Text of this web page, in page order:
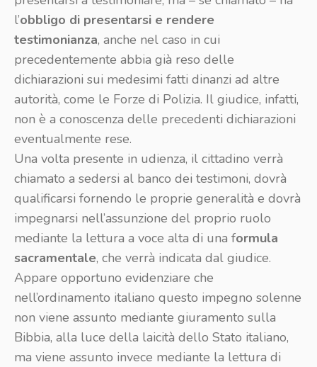
l’obbligo di presentarsi e rendere
testimonianza, anche nel caso in cui
precedentemente abbia già reso delle
dichiarazioni sui medesimi fatti dinanzi ad altre
autorità, come le Forze di Polizia. Il giudice, infatti,
non è a conoscenza delle precedenti dichiarazioni
eventualmente rese.
Una volta presente in udienza, il cittadino verrà
chiamato a sedersi al banco dei testimoni, dovrà
qualificarsi fornendo le proprie generalità e dovrà
impegnarsi nell’assunzione del proprio ruolo
mediante la lettura a voce alta di una formula
sacramentale, che verrà indicata dal giudice.
Appare opportuno evidenziare che
nell’ordinamento italiano questo impegno solenne
non viene assunto mediante giuramento sulla
Bibbia, alla luce della laicità dello Stato italiano,
ma viene assunto invece mediante la lettura di